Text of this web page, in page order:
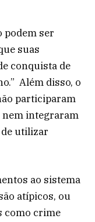
podem ser
suas
conquista de
Além disso, o
participaram
nem integraram
utilizar
ao sistema
atípicos, ou
como crime